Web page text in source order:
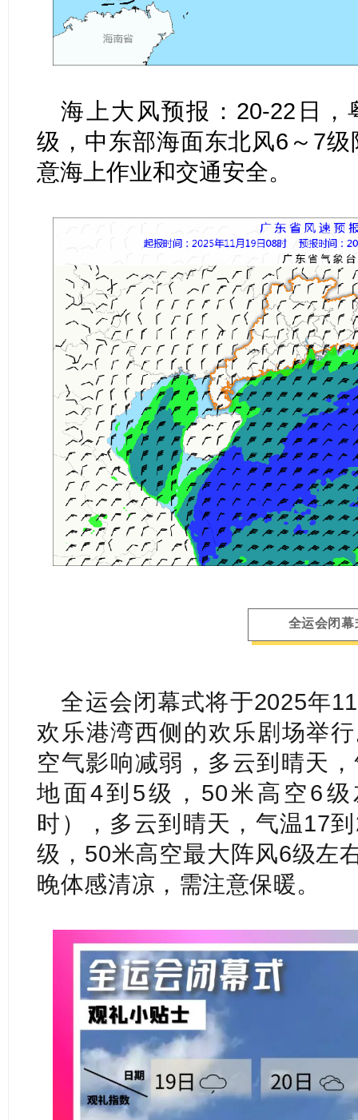
海上大风预报：20-22日
级，中东部海面东北风6～7
意海上作业和交通安全。
全运会闭幕
全运会闭幕式将于2025年
欢乐港湾西侧的欢乐剧场举
空气影响减弱，多云到晴天
地面4到5级，50米高空6
时），多云到晴天，气温17
级，50米高空最大阵风6级左
晚体感清凉，需注意保暖。